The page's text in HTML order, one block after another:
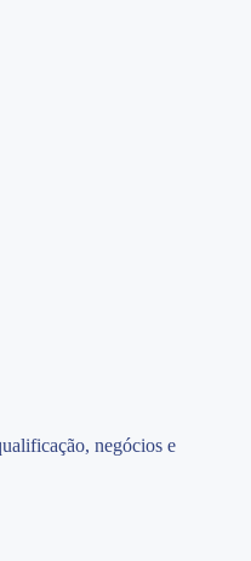
negócios e